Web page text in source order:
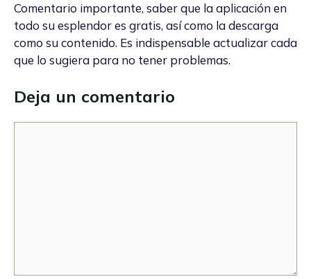
Comentario importante, saber que la aplicación en
todo su esplendor es gratis, así como la descarga
como su contenido. Es indispensable actualizar cada
que lo sugiera para no tener problemas.
Deja un comentario